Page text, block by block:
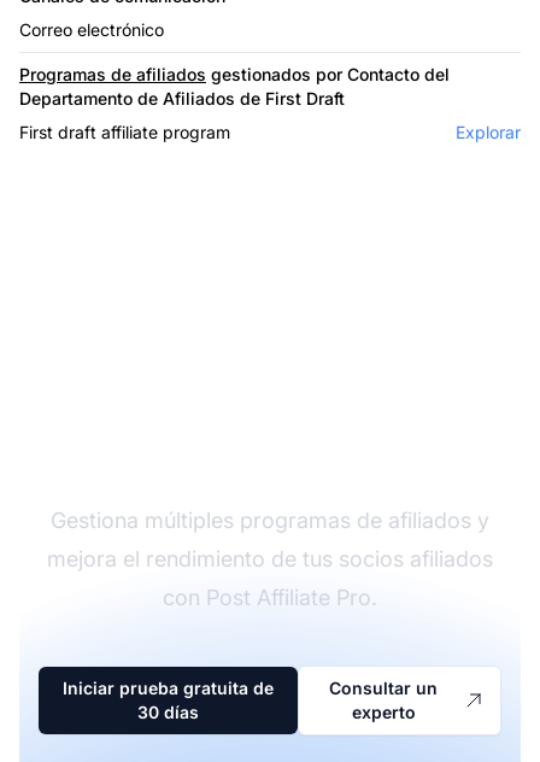
Correo electrónico
Programas de afiliados gestionados por Contacto del
Departamento de Afiliados de First Draft
First draft affiliate program
Explorar
Gestiona múltiples programas de afiliados y
mejora el rendimiento de tus socios afiliados
con Post Affiliate Pro.
Iniciar prueba gratuita de
30 días
Consultar un
experto